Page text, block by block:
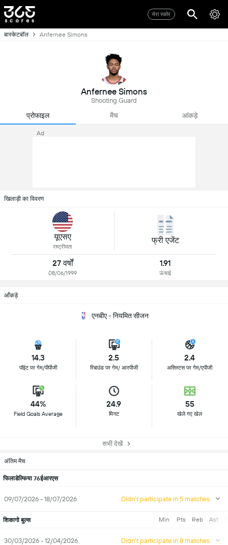
मेरा स्कोर
बास्केटबॉल Anfernee Simons
Anfernee Simons
Shooting Guard
प्रोफाइल मैच आंकड़े
Ad
खिलाड़ी का विवरण
यूएसए
राष्ट्रीयता
फ्री एजेंट
27 वर्षों
08/06/1999
1.91
ऊंचाई
आँकड़े
एनबीए - नियमित सीजन
14.3
पॉइंट पर गेम/पीपीजी
2.5
रिबाउंड पर गेम/ आरपीजी
2.4
असिस्टस पर गेम/एपीजी
44%
Field Goals Average
24.9
मिनट
55
खेले गए खेल
सभी देखें
अंतिम मैच
फिलाडेल्फिया 76ईआरएस
09/07/2026 - 18/07/2026 Didn't participate in 5 matches
शिकागो बुल्स Min Pts Reb Ast
30/03/2026 - 12/04/2026 Didn't participate in 8 matches